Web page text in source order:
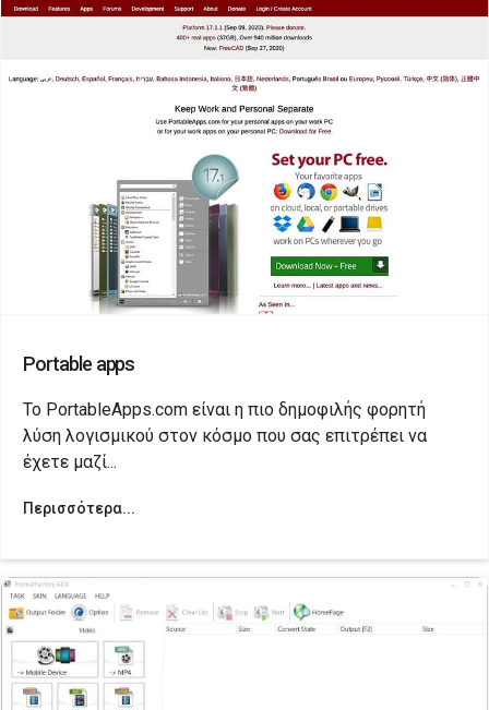
Portable apps
Το PortableApps.com είναι η πιο δημοφιλής φορητή
λύση λογισμικού στον κόσμο που σας επιτρέπει να
έχετε μαζί...
Περισσότερα...